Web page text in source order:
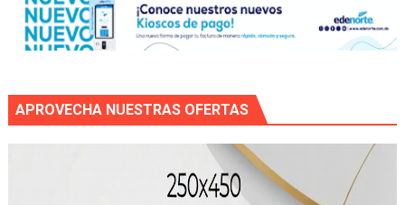
APROVECHA NUESTRAS OFERTAS